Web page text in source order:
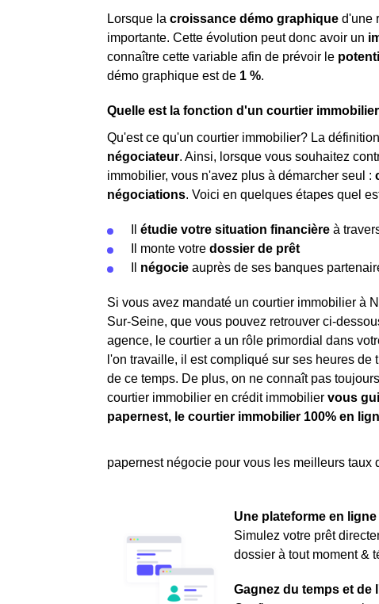
Lorsque la croissance démo graphique d'une
importante. Cette évolution peut donc avoir un
connaître cette variable afin de prévoir le
démo graphique est de 1 %.
Quelle est la fonction d'un courtier
Qu'est ce qu'un courtier immobilier? La
négociateur. Ainsi, lorsque vous souhaitez
immobilier, vous n'avez plus à démarcher seul :
négociations. Voici en quelques étapes quel
étudie votre situation financière à
Il monte votre dossier de prêt
négocie auprès de ses banques
Si vous avez mandaté un courtier immobilier à
Sur-Seine, que vous pouvez retrouver ci-
agence, le courtier a un rôle primordial dans
l'on travaille, il est compliqué sur ses heures
de ce temps. De plus, on ne connaît pas
courtier immobilier en crédit immobilier vous
papernest, le courtier immobilier 100% en
papernest négocie pour vous les meilleurs taux
Une plateforme en
Simulez votre prêt
dossier à tout moment &
Gagnez du temps et de